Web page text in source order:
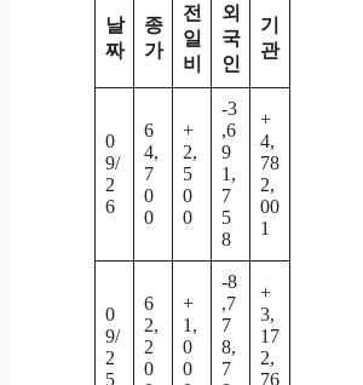
날
짜
종
가
전
일
비
외
국
인
기
관
0
9/
2
6
6
4,
7
0
0
+
2,
5
0
0
-3
,6
9
1,
7
5
8
+
4,
78
2,
00
1
0
9/
2
5
6
2,
2
0
+
1,
0
0
-8
,7
7
8,
7
+
3,
17
2,
76